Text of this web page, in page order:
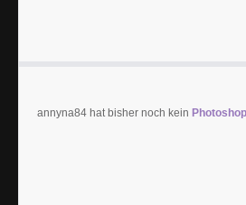
annyna84 hat bisher noch kein